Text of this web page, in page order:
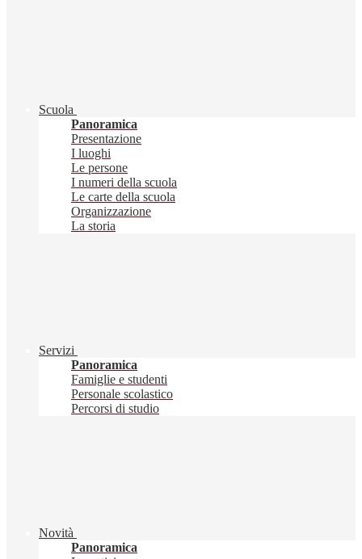
Scuola
Panoramica
Presentazione
I luoghi
Le persone
I numeri della scuola
Le carte della scuola
Organizzazione
La storia
Servizi
Panoramica
Famiglie e studenti
Personale scolastico
Percorsi di studio
Novità
Panoramica